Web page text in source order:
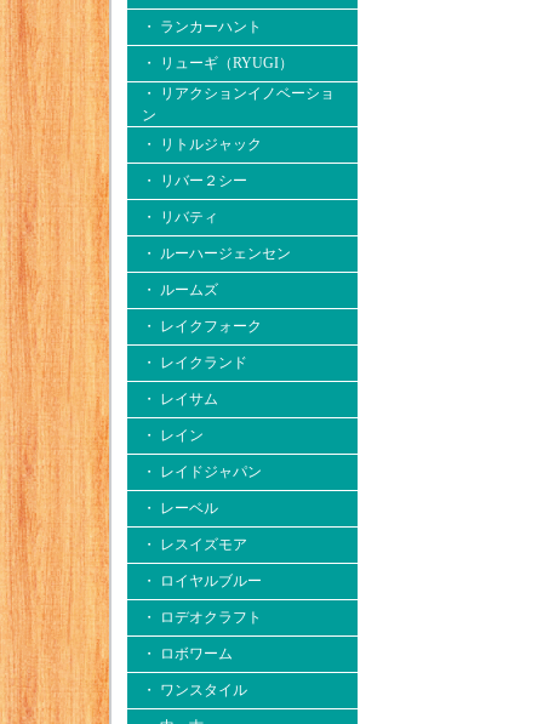
・ ランカーハント
・ リューギ（RYUGI）
・ リアクションイノベーショ
ン
・ リトルジャック
・ リバー２シー
・ リバティ
・ ルーハージェンセン
・ ルームズ
・ レイクフォーク
・ レイクランド
・ レイサム
・ レイン
・ レイドジャパン
・ レーベル
・ レスイズモア
・ ロイヤルブルー
・ ロデオクラフト
・ ロボワーム
・ ワンスタイル